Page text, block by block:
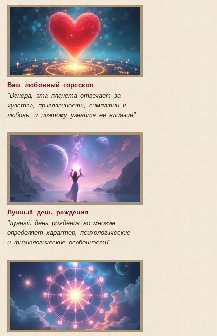
Ваш любовный гороскоп
"Венера, эта планета отвечает за
чувства, привязанность, симпатии и
любовь, и поэтому узнайте ее влияние"
Лунный день рождения
"лунный день рождения во многом
определяет характер, психологические
и физиологические особенности"